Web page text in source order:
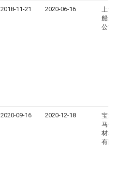
2018-11-21 2020-06-16
上海
船舶
公司
2020-09-16 2020-12-18
宝武
马钢
材料
有限